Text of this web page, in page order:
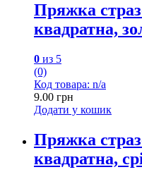
Пряжка
квадратна,
0 из 5
(0)
Код товара: n/a
9.00 грн
Додати у кошик
Пряжка
квадратна,